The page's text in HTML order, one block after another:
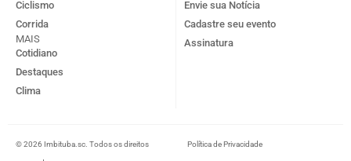
Ciclismo
Corrida
MAIS
Cotidiano
Destaques
Clima
Envie sua Notícia
Cadastre seu evento
Assinatura
© 2026 Imbituba.sc. Todos os direitos Política de Privacidade